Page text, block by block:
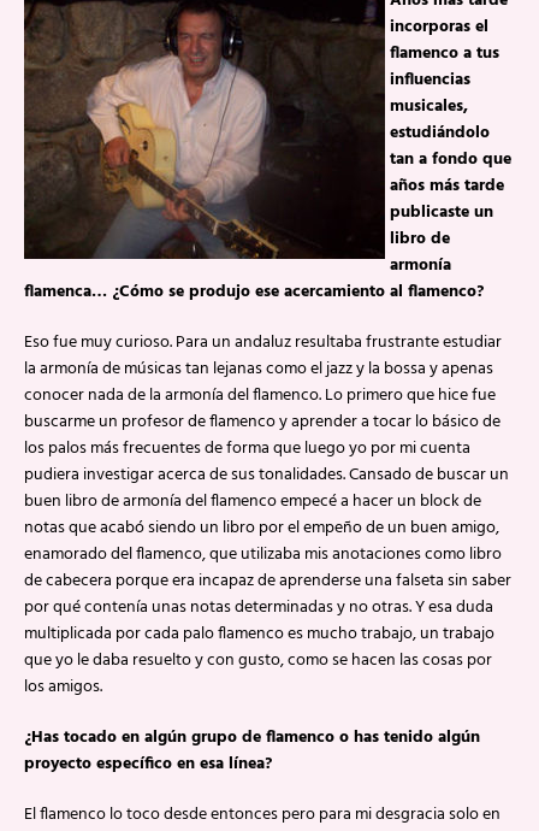
incorporas el
flamenco a tus
influencias
musicales,
estudiándolo
tan a fondo que
años más tarde
publicaste un
libro de
armonía
flamenca… ¿Cómo se produjo ese acercamiento al flamenco?
Eso fue muy curioso. Para un andaluz resultaba frustrante estudiar
la armonía de músicas tan lejanas como el jazz y la bossa y apenas
conocer nada de la armonía del flamenco. Lo primero que hice fue
buscarme un profesor de flamenco y aprender a tocar lo básico de
los palos más frecuentes de forma que luego yo por mi cuenta
pudiera investigar acerca de sus tonalidades. Cansado de buscar un
buen libro de armonía del flamenco empecé a hacer un block de
notas que acabó siendo un libro por el empeño de un buen amigo,
enamorado del flamenco, que utilizaba mis anotaciones como libro
de cabecera porque era incapaz de aprenderse una falseta sin saber
por qué contenía unas notas determinadas y no otras. Y esa duda
multiplicada por cada palo flamenco es mucho trabajo, un trabajo
que yo le daba resuelto y con gusto, como se hacen las cosas por
los amigos.
¿Has tocado en algún grupo de flamenco o has tenido algún
proyecto específico en esa línea?
El flamenco lo toco desde entonces pero para mi desgracia solo en